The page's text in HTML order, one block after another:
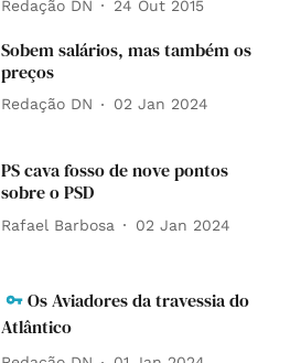
Redação DN 24 Out 2015
Sobem salários, mas também os
preços
Redação DN 02 Jan 2024
PS cava fosso de nove pontos
sobre o PSD
Rafael Barbosa 02 Jan 2024
Os Aviadores da travessia do
Atlântico